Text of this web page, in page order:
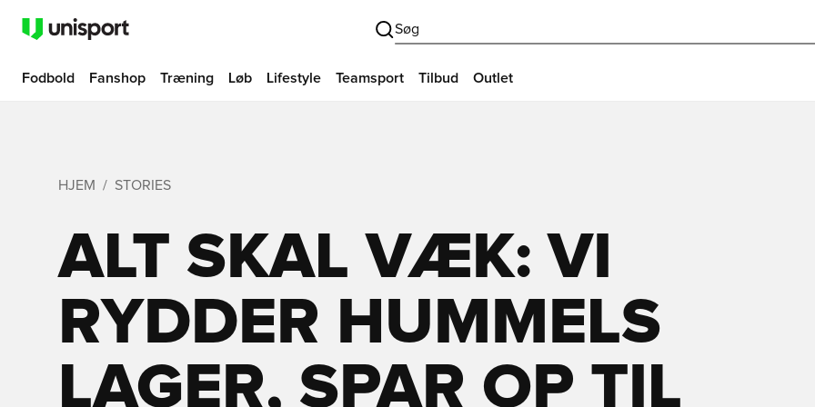
Søg
Fodbold Fanshop Træning Løb Lifestyle Teamsport Tilbud Outlet
HJEM STORIES
ALT SKAL VÆK: VI
RYDDER HUMMELS
LAGER, SPAR OP TIL